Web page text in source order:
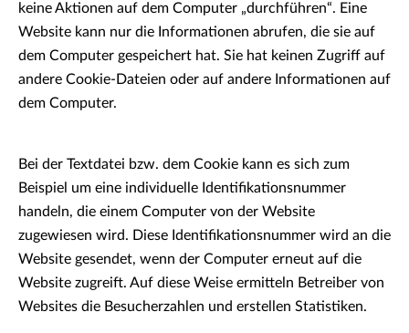
keine Aktionen auf dem Computer „durchführen“. Eine
Website kann nur die Informationen abrufen, die sie auf
dem Computer gespeichert hat. Sie hat keinen Zugriff auf
andere Cookie-Dateien oder auf andere Informationen auf
dem Computer.
Bei der Textdatei bzw. dem Cookie kann es sich zum
Beispiel um eine individuelle Identifikationsnummer
handeln, die einem Computer von der Website
zugewiesen wird. Diese Identifikationsnummer wird an die
Website gesendet, wenn der Computer erneut auf die
Website zugreift. Auf diese Weise ermitteln Betreiber von
Websites die Besucherzahlen und erstellen Statistiken.